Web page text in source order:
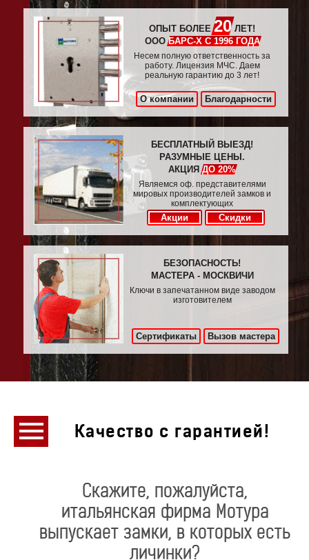
ОПЫТ БОЛЕЕ20ЛЕТ!
ОООБАРС-Х С 1996 ГОДА
Несем полную ответственность за
работу. Лицензия МЧС. Даем
реальную гарантию до 3 лет!
О компании Благодарности
БЕСПЛАТНЫЙ ВЫЕЗД!
РАЗУМНЫЕ ЦЕНЫ.
АКЦИЯДО 20%
Являемся оф. представителями
мировых производителей замков и
комплектующих
Акции Скидки
БЕЗОПАСНОСТЬ!
МАСТЕРА - МОСКВИЧИ
Ключи в запечатанном виде заводом
изготовителем
Сертификаты Вызов мастера
Качество с гарантией!
Скажите, пожалуйста,
итальянская фирма Мотура
выпускает замки, в которых есть
личинки?